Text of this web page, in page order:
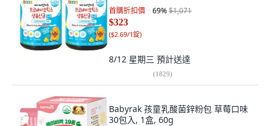
首購折扣價 69%$1,071
$323
($2.69/1錠)
8/12 星期三 預計送達
(1829)
Babyrak 孩童乳酸菌鋅粉包 草莓口味
30包入, 1盒, 60g